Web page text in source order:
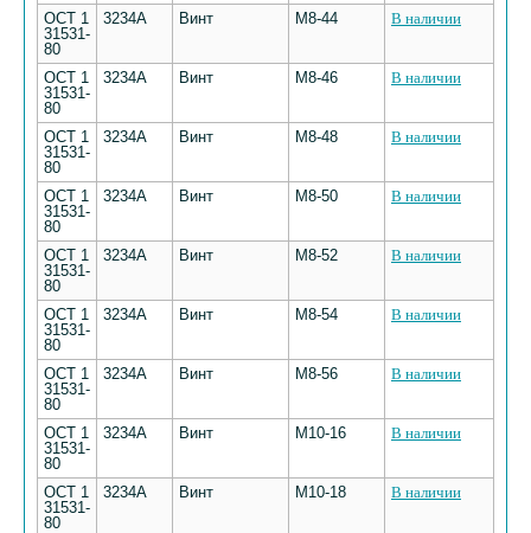
ОСТ 1
31531-
80
3234А Винт М8-44 В наличии
ОСТ 1
31531-
80
3234А Винт М8-46 В наличии
ОСТ 1
31531-
80
3234А Винт М8-48 В наличии
ОСТ 1
31531-
80
3234А Винт М8-50 В наличии
ОСТ 1
31531-
80
3234А Винт М8-52 В наличии
ОСТ 1
31531-
80
3234А Винт М8-54 В наличии
ОСТ 1
31531-
80
3234А Винт М8-56 В наличии
ОСТ 1
31531-
80
3234А Винт М10-16 В наличии
ОСТ 1
31531-
80
3234А Винт М10-18 В наличии